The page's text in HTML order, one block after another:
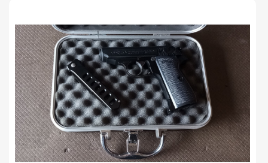
AIRE COMPRIMIDO
OTRAS ARMAS
ACCESORIOS